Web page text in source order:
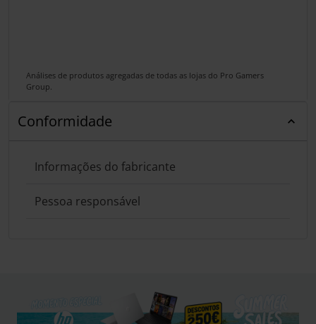
Análises de produtos agregadas de todas as lojas do Pro Gamers
Group.
Conformidade
Informações do fabricante
Pessoa responsável